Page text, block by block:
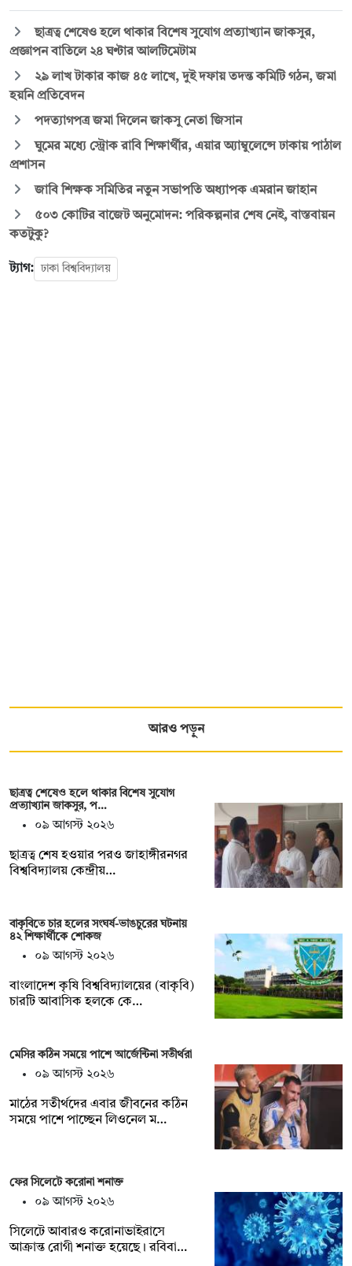
ছাত্রত্ব শেষেও হলে থাকার বিশেষ সুযোগ প্রত্যাখ্যান জাকসুর,
প্রজ্ঞাপন বাতিলে ২৪ ঘণ্টার আলটিমেটাম
২৯ লাখ টাকার কাজ ৪৫ লাখে, দুই দফায় তদন্ত কমিটি গঠন, জমা
হয়নি প্রতিবেদন
পদত্যাগপত্র জমা দিলেন জাকসু নেতা জিসান
ঘুমের মধ্যে স্ট্রোক রাবি শিক্ষার্থীর, এয়ার অ্যাম্বুলেন্সে ঢাকায় পাঠাল
প্রশাসন
জাবি শিক্ষক সমিতির নতুন সভাপতি অধ্যাপক এমরান জাহান
৫০৩ কোটির বাজেট অনুমোদন: পরিকল্পনার শেষ নেই, বাস্তবায়ন
কতটুকু?
ট্যাগ: ঢাকা বিশ্ববিদ্যালয়
আরও পড়ুন
ছাত্রত্ব শেষেও হলে থাকার বিশেষ সুযোগ
প্রত্যাখ্যান জাকসুর, প…
০৯ আগস্ট ২০২৬
ছাত্রত্ব শেষ হওয়ার পরও জাহাঙ্গীরনগর
বিশ্ববিদ্যালয় কেন্দ্রীয়…
বাকৃবিতে চার হলের সংঘর্ষ-ভাঙচুরের ঘটনায়
৪২ শিক্ষার্থীকে শোকজ
০৯ আগস্ট ২০২৬
বাংলাদেশ কৃষি বিশ্ববিদ্যালয়ের (বাকৃবি)
চারটি আবাসিক হলকে কে…
মেসির কঠিন সময়ে পাশে আর্জেন্টিনা সতীর্থরা
০৯ আগস্ট ২০২৬
মাঠের সতীর্থদের এবার জীবনের কঠিন
সময়ে পাশে পাচ্ছেন লিওনেল ম…
ফের সিলেটে করোনা শনাক্ত
০৯ আগস্ট ২০২৬
সিলেটে আবারও করোনাভাইরাসে
আক্রান্ত রোগী শনাক্ত হয়েছে। রবিবা…